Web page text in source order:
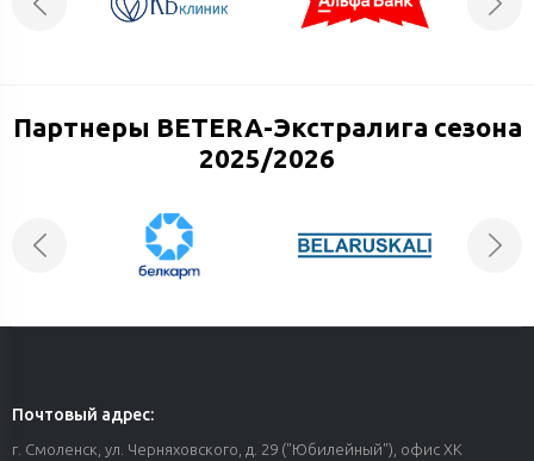
Партнеры BETERA-Экстралига сезона
2025/2026
Почтовый адрес:
г. Смоленск, ул. Черняховского, д. 29 ("Юбилейный"), офис ХК